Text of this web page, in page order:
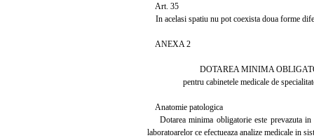
Art. 35
In acelasi spatiu nu pot coexista doua forme
ANEXA 2
DOTAREA MINIMA
pentru cabinetele medicale de
Anatomie patologica
Dotarea minima obligatorie este prevazuta in
laboratoarelor ce efectueaza analize medicale in